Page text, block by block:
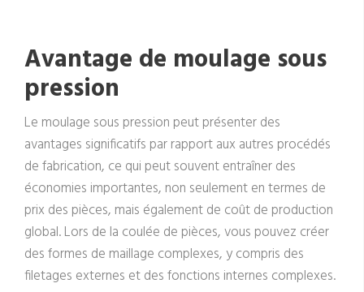
Avantage de moulage sous
pression
Le moulage sous pression peut présenter des
avantages significatifs par rapport aux autres procédés
de fabrication, ce qui peut souvent entraîner des
économies importantes, non seulement en termes de
prix des pièces, mais également de coût de production
global. Lors de la coulée de pièces, vous pouvez créer
des formes de maillage complexes, y compris des
filetages externes et des fonctions internes complexes.